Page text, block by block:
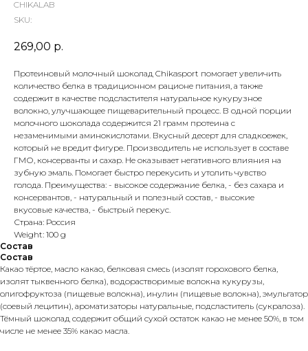
CHIKALAB
SKU:
269,00 р.
Протеиновый молочный шоколад Chikasport помогает увеличить
количество белка в традиционном рационе питания, а также
содержит в качестве подсластителя натуральное кукурузное
волокно, улучшающее пищеварительный процесс. В одной порции
молочного шоколада содержится 21 грамм протеина с
незаменимыми аминокислотами. Вкусный десерт для сладкоежек,
который не вредит фигуре. Производитель не использует в составе
ГМО, консерванты и сахар. Не оказывает негативного влияния на
зубную эмаль. Помогает быстро перекусить и утолить чувство
голода. Преимущества: - высокое содержание белка, - без сахара и
консервантов, - натуральный и полезный состав, - высокие
вкусовые качества, - быстрый перекус.
Страна: Россия
Weight: 100 g
Состав
Состав
Какао тёртое, масло какао, белковая смесь (изолят горохового белка,
изолят тыквенного белка), водорастворимые волокна кукурузы,
олигофруктоза (пищевые волокна), инулин (пищевые волокна), эмульгатор
(соевый лецитин), ароматизаторы натуральные, подсластитель (сукралоза).
Тёмный шоколад содержит общий сухой остаток какао не менее 50%, в том
числе не менее 35% какао масла.